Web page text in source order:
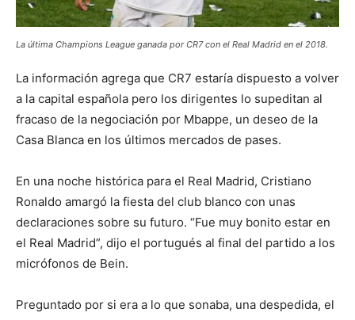
La última Champions League ganada por CR7 con el Real Madrid en el 2018.
La información agrega que CR7 estaría dispuesto a volver
a la capital española pero los dirigentes lo supeditan al
fracaso de la negociación por Mbappe, un deseo de la
Casa Blanca en los últimos mercados de pases.
En una noche histórica para el Real Madrid, Cristiano
Ronaldo amargó la fiesta del club blanco con unas
declaraciones sobre su futuro. “Fue muy bonito estar en
el Real Madrid”, dijo el portugués al final del partido a los
micrófonos de Bein.
Preguntado por si era a lo que sonaba, una despedida, el